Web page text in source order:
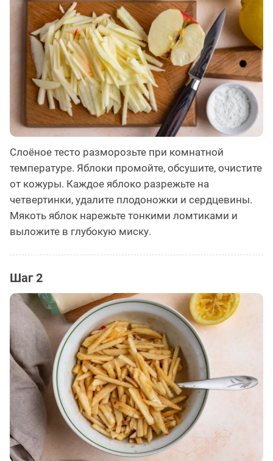
Слоёное тесто разморозьте при комнатной
температуре. Яблоки промойте, обсушите, очистите
от кожуры. Каждое яблоко разрежьте на
четвертинки, удалите плодоножки и сердцевины.
Мякоть яблок нарежьте тонкими ломтиками и
выложите в глубокую миску.
Шаг 2